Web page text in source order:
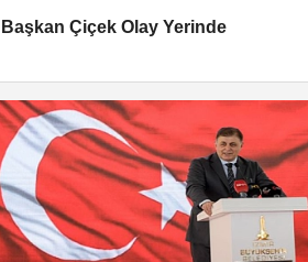
Başkan Çiçek Olay Yerinde